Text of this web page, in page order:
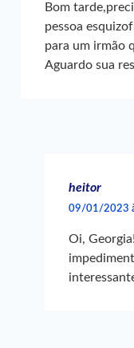
Bom
pessoa
para um irmão
Aguardo sua
heitor
09/01/2023
Oi,